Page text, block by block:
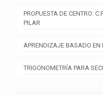
PROPUESTA DE CENTRO:
PILAR
APRENDIZAJE BASADO EN
TRIGONOMETRÍA PARA